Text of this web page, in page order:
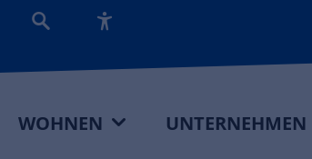
WOHNEN UNTERNEHMEN